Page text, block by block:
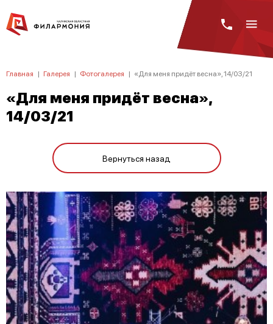
Главная | Галерея | Фотогалерея | «Для меня придёт весна», 14/03/21
«Для меня придёт весна»,
14/03/21
Вернуться назад